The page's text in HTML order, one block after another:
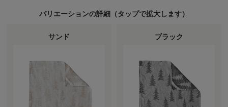
バリエーションの詳細（タップで拡大します）
サンド ブラック